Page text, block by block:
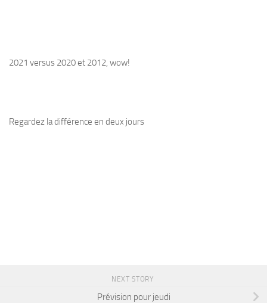
2021 versus 2020 et 2012, wow!
Regardez la différence en deux jours
NEXT STORY
Prévision pour jeudi